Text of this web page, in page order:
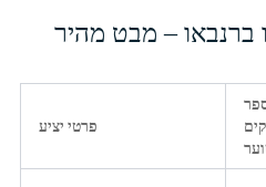
ברנבאו – מבט מהיר
פרטי יציע